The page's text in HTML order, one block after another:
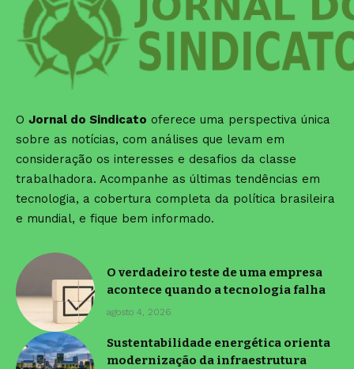
O Jornal do Sindicato oferece uma perspectiva única
sobre as notícias, com análises que levam em
consideração os interesses e desafios da classe
trabalhadora. Acompanhe as últimas tendências em
tecnologia, a cobertura completa da política brasileira
e mundial, e fique bem informado.
O verdadeiro teste de uma empresa
acontece quando a tecnologia falha
agosto 4, 2026
Sustentabilidade energética orienta
modernização da infraestrutura